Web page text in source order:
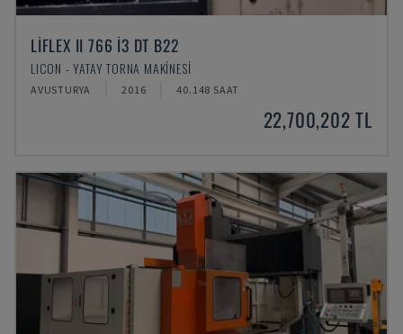
LIFLEX II 766 I3 DT B22
LICON - YATAY TORNA MAKINESI
AVUSTURYA 2016 40.148 SAAT
22,700,202 TL